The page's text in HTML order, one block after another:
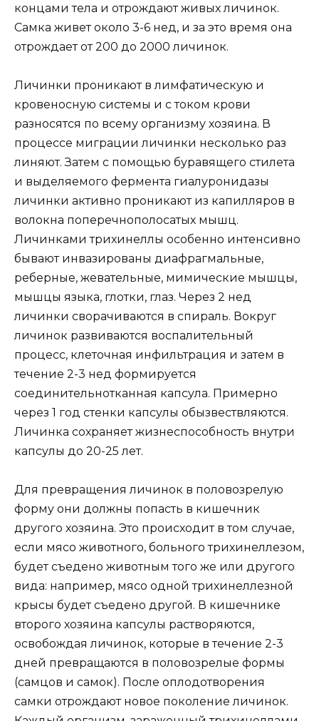
концами тела и отрождают живых личинок.
Самка живет около 3-6 нед, и за это время она
отрождает от 200 до 2000 личинок.
Личинки проникают в лимфатическую и
кровеносную системы и с током крови
разносятся по всему организму хозяина. В
процессе миграции личинки несколько раз
линяют. Затем с помощью буравящего стилета
и выделяемого фермента гиалуронидазы
личинки активно проникают из капилляров в
волокна поперечнополосатых мышц.
Личинками трихинеллы особенно интенсивно
бывают инвазированы диафрагмальные,
реберные, жевательные, мимические мышцы,
мышцы языка, глотки, глаз. Через 2 нед
личинки сворачиваются в спираль. Вокруг
личинок развиваются воспалительный
процесс, клеточная инфильтрация и затем в
течение 2-3 нед формируется
соединительнотканная капсула. Примерно
через 1 год стенки капсулы обызвествляются.
Личинка сохраняет жизнеспособность внутри
капсулы до 20-25 лет.
Для превращения личинок в половозрелую
форму они должны попасть в кишечник
другого хозяина. Это происходит в том случае,
если мясо животного, больного трихинеллезом,
будет съедено животным того же или другого
вида: например, мясо одной трихинеллезной
крысы будет съедено другой. В кишечнике
второго хозяина капсулы растворяются,
освобождая личинок, которые в течение 2-3
дней превращаются в половозрелые формы
(самцов и самок). После оплодотворения
самки отрождают новое поколение личинок.